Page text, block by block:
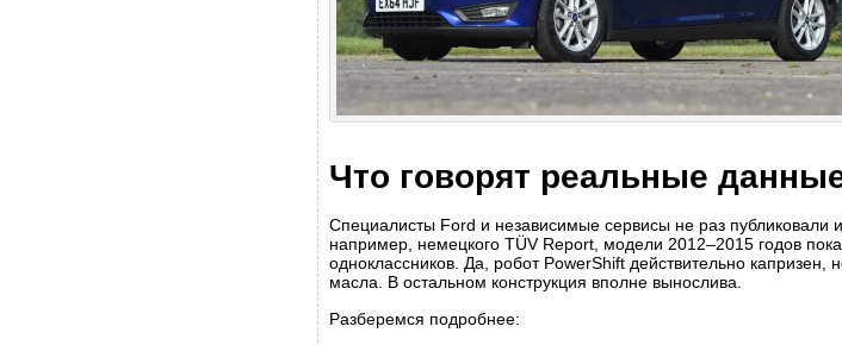
Что говорят реальные
Специалисты Ford и независимые сервисы не раз публиковали
например, немецкого TÜV Report, модели 2012–2015 годов
одноклассников. Да, робот PowerShift действительно
масла. В остальном конструкция вполне вынослива.
Разберемся подробнее: